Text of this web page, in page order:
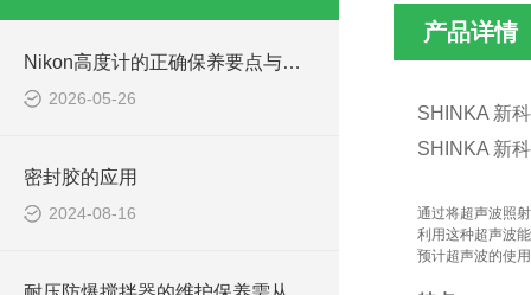
Nikon高度计的正确保养要点与日常维护流程
2026-05-26
密封胶的应用
2024-08-16
产品详情
SHINKA 新
SHINKA 新
通过将超声波照
利用这种超声波
预计超声波的使